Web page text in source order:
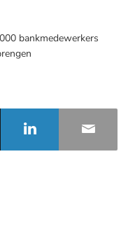
bankmedewerkers